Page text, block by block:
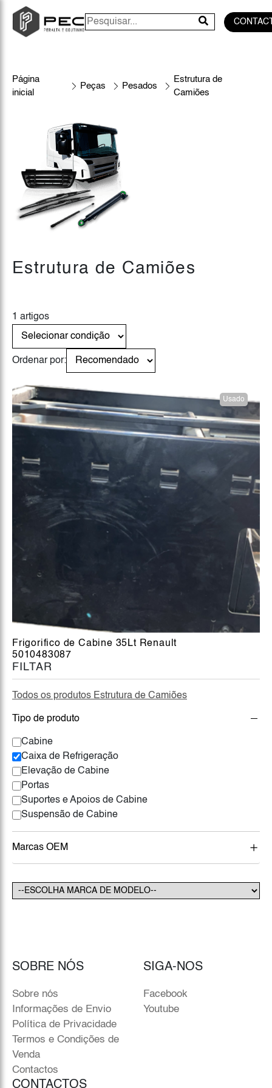
Página
inicial
Peças Pesados
Estrutura de
Camiões
FILTAR
Todos os produtos Estrutura de Camiões
Tipo de produto
Cabine
Caixa de Refrigeração
Elevação de Cabine
Portas
Suportes e Apoios de Cabine
Suspensão de Cabine
Marcas OEM
Estrutura de Camiões
1 artigos
Ordenar por:
Usado
Frigorifico de Cabine 35Lt Renault
5010483087
SOBRE NÓS
Sobre nós
Informações de Envio
Política de Privacidade
Termos e Condições de
Venda
Contactos
SIGA-NOS
Facebook
Youtube
CONTACTOS